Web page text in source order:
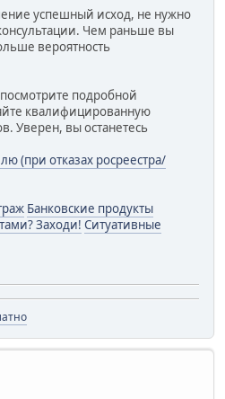
успешный исход, не нужно
Чем раньше вы
вероятность
подробной
квалифицированную
Уверен, вы останетесь
(при отказах росреестра/
Банковские продукты
Заходи! Ситуативные